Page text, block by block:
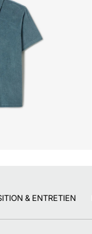
& ENTRETIEN